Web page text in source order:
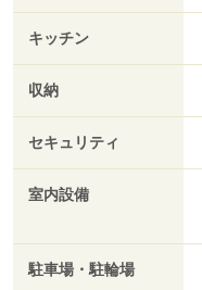
キッチン
収納
セキュリティ
室内設備
駐車場・駐輪場